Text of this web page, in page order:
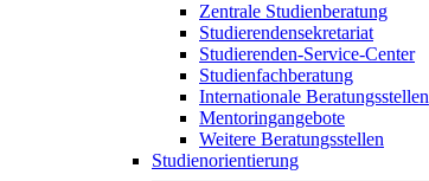
Zentrale Studienberatung
Studierendensekretariat
Studierenden-Service-Center
Studienfachberatung
Internationale Beratungsstellen
Mentoringangebote
Weitere Beratungsstellen
Studienorientierung